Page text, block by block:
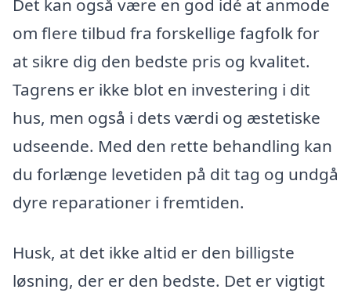
Det kan også være en god idé at anmode
om flere tilbud fra forskellige fagfolk for
at sikre dig den bedste pris og kvalitet.
Tagrens er ikke blot en investering i dit
hus, men også i dets værdi og æstetiske
udseende. Med den rette behandling kan
du forlænge levetiden på dit tag og undgå
dyre reparationer i fremtiden.
Husk, at det ikke altid er den billigste
løsning, der er den bedste. Det er vigtigt